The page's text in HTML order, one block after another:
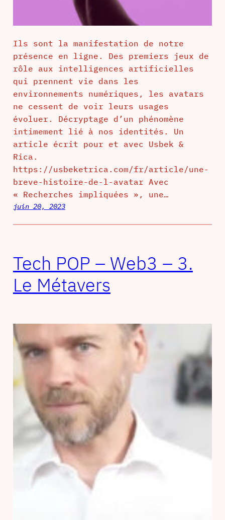
Ils sont la manifestation de notre
présence en ligne. Des premiers jeux de
rôle aux intelligences artificielles
qui prennent vie dans les
environnements numériques, les avatars
ne cessent de voir leurs usages
évoluer. Décryptage d’un phénomène
intimement lié à nos identités. Un
article écrit pour et avec Usbek &
Rica.
https://usbeketrica.com/fr/article/une-
breve-histoire-de-l-avatar Avec
« Recherches impliquées », une…
juin 20, 2023
Tech POP – Web3 – 3.
Le Métavers